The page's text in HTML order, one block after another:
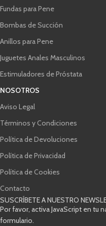
Fundas para Pene
Bombas de Succión
Anillos para Pene
Juguetes Anales Masculinos
Estimuladores de Próstata
NOSOTROS
Aviso Legal
Términos y Condiciones
Política de Devoluciones
Política de Privacidad
Política de Cookies
Contacto
SUSCRÍBETE A NUESTRO
Por favor, activa JavaScript en tu
formulario.